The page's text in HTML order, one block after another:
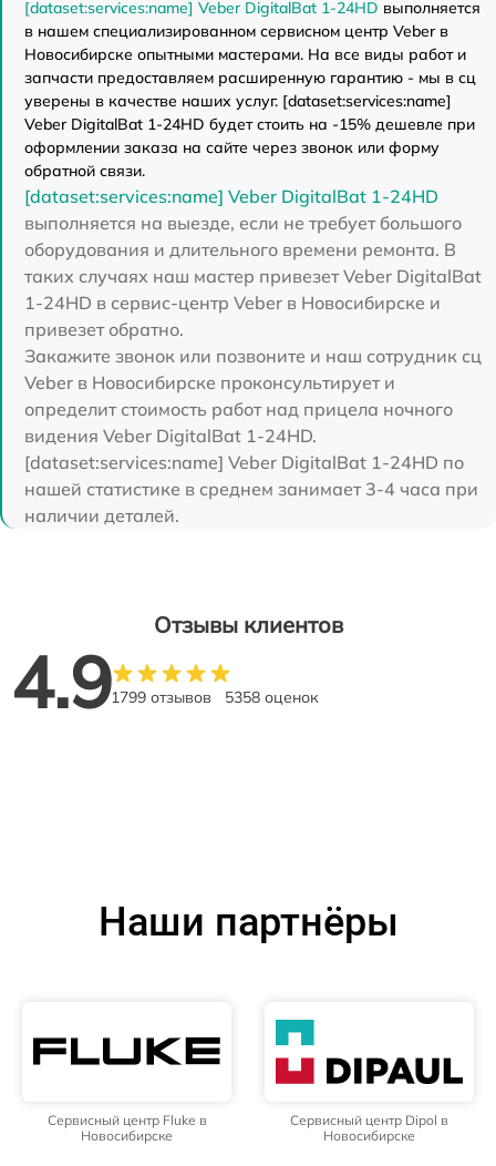
[dataset:services:name] Veber DigitalBat 1-24HD выполняется
в нашем специализированном сервисном центр Veber в
Новосибирске опытными мастерами. На все виды работ и
запчасти предоставляем расширенную гарантию - мы в сц
уверены в качестве наших услуг. [dataset:services:name]
Veber DigitalBat 1-24HD будет стоить на -15% дешевле при
оформлении заказа на сайте через звонок или форму
обратной связи.
[dataset:services:name] Veber DigitalBat 1-24HD
выполняется на выезде, если не требует большого
оборудования и длительного времени ремонта. В
таких случаях наш мастер привезет Veber DigitalBat
1-24HD в сервис-центр Veber в Новосибирске и
привезет обратно.
Закажите звонок или позвоните и наш сотрудник сц
Veber в Новосибирске проконсультирует и
определит стоимость работ над прицела ночного
видения Veber DigitalBat 1-24HD.
[dataset:services:name] Veber DigitalBat 1-24HD по
нашей статистике в среднем занимает 3-4 часа при
наличии деталей.
Отзывы клиентов
4.91799 отзывов 5358 оценок
Наши партнёры
Сервисный центр Fluke в
Новосибирске
Сервисный центр Dipol в
Новосибирске